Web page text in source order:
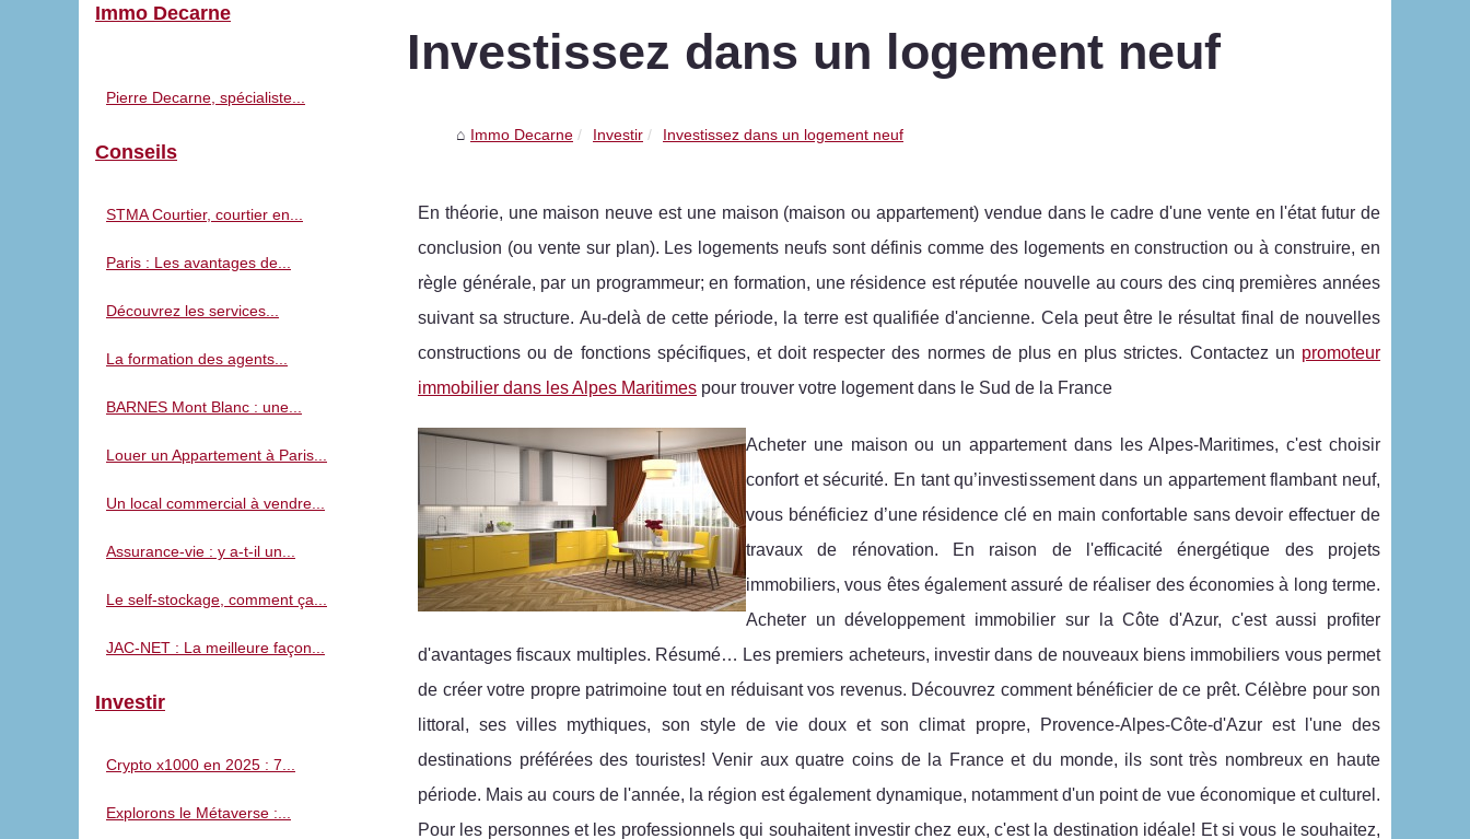
Investissez dans un logement neuf
Immo Decarne Investir Investissez dans un logement neuf
En théorie, une maison neuve est une maison (maison ou appartement) vendue dans le cadre d'une vente en l'état futur de
conclusion (ou vente sur plan). Les logements neufs sont définis comme des logements en construction ou à construire, en
règle générale, par un programmeur; en formation, une résidence est réputée nouvelle au cours des cinq premières années
suivant sa structure. Au-delà de cette période, la terre est qualifiée d'ancienne. Cela peut être le résultat final de nouvelles
constructions ou de fonctions spécifiques, et doit respecter des normes de plus en plus strictes. Contactez un promoteur
immobilier dans les Alpes Maritimes pour trouver votre logement dans le Sud de la France
Acheter une maison ou un appartement dans les Alpes-Maritimes, c'est choisir
confort et sécurité. En tant qu’investissement dans un appartement flambant neuf,
vous bénéficiez d’une résidence clé en main confortable sans devoir effectuer de
travaux de rénovation. En raison de l'efficacité énergétique des projets
immobiliers, vous êtes également assuré de réaliser des économies à long terme.
Acheter un développement immobilier sur la Côte d'Azur, c'est aussi profiter
d'avantages fiscaux multiples. Résumé… Les premiers acheteurs, investir dans de nouveaux biens immobiliers vous permet
de créer votre propre patrimoine tout en réduisant vos revenus. Découvrez comment bénéficier de ce prêt. Célèbre pour son
littoral, ses villes mythiques, son style de vie doux et son climat propre, Provence-Alpes-Côte-d'Azur est l'une des
destinations préférées des touristes! Venir aux quatre coins de la France et du monde, ils sont très nombreux en haute
période. Mais au cours de l'année, la région est également dynamique, notamment d'un point de vue économique et culturel.
Pour les personnes et les professionnels qui souhaitent investir chez eux, c'est la destination idéale! Et si vous le souhaitez,
Immo Decarne
Pierre Decarne, spécialiste...
Conseils
STMA Courtier, courtier en...
Paris : Les avantages de...
Découvrez les services...
La formation des agents...
BARNES Mont Blanc : une...
Louer un Appartement à Paris...
Un local commercial à vendre...
Assurance-vie : y a-t-il un...
Le self-stockage, comment ça...
JAC-NET : La meilleure façon...
Investir
Crypto x1000 en 2025 : 7...
Explorons le Métaverse :...